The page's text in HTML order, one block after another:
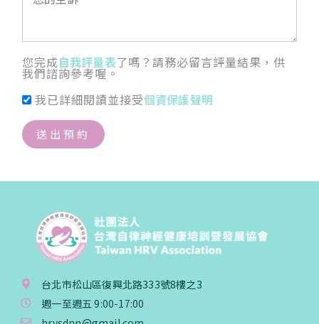
您完成自我評量表了嗎？請務必留言評量結果，供
我們諮詢參考喔。
我已詳細閱讀並接受個資保護聲明
送出預約
台北市松山區復興北路333號8樓之3
週一至週五 9:00-17:00